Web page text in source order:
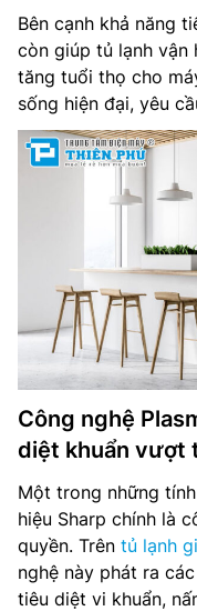
Bên cạnh khả năng
còn giúp tủ lạnh vận
tăng tuổi thọ cho
sống hiện đại, yêu
Công nghệ
diệt khuẩn vượt
Một trong những
hiệu Sharp chính là
quyền. Trên tủ lạnh
nghệ này phát ra
tiêu diệt vi khuẩn,